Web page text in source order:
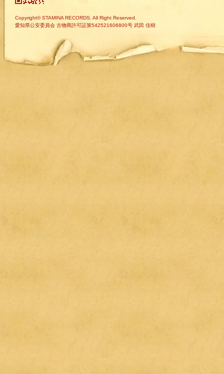
Copyright© STAMINA RECORDS. All Right Reserved.
愛知県公安委員会 古物商許可証第542521606800号 武田 佳樹